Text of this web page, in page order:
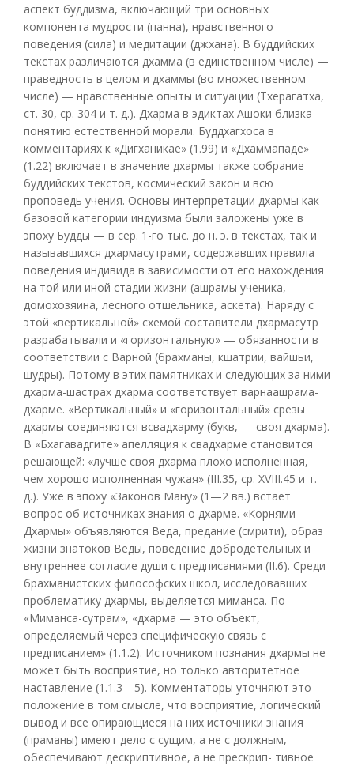
аспект буддизма, включающий три основных
компонента мудрости (панна), нравственного
поведения (сила) и медитации (джхана). В буддийских
текстах различаются дхамма (в единственном числе) —
праведность в целом и дхаммы (во множественном
числе) — нравственные опыты и ситуации (Тхерагатха,
ст. 30, ср. 304 и т. д.). Дхарма в эдиктах Ашоки близка
понятию естественной морали. Буддхагхоса в
комментариях к «Дигханикае» (1.99) и «Дхаммападе»
(1.22) включает в значение дхармы также собрание
буддийских текстов, космический закон и всю
проповедь учения. Основы интерпретации дхармы как
базовой категории индуизма были заложены уже в
эпоху Будды — в сер. 1-го тыс. до н. э. в текстах, так и
называвшихся дхармасутрами, содержавших правила
поведения индивида в зависимости от его нахождения
на той или иной стадии жизни (ашрамы ученика,
домохозяина, лесного отшельника, аскета). Наряду с
этой «вертикальной» схемой составители дхармасутр
разрабатывали и «горизонтальную» — обязанности в
соответствии с Варной (брахманы, кшатрии, вайшьи,
шудры). Потому в этих памятниках и следующих за ними
дхарма-шастрах дхарма соответствует варнаашрама-
дхарме. «Вертикальный» и «горизонтальный» срезы
дхармы соединяются всвадхарму (букв, — своя дхарма).
В «Бхагавадгите» апелляция к свадхарме становится
решающей: «лучше своя дхарма плохо исполненная,
чем хорошо исполненная чужая» (III.35, ср. XVIII.45 и т.
д.). Уже в эпоху «Законов Ману» (1—2 вв.) встает
вопрос об источниках знания о дхарме. «Корнями
Дхармы» объявляются Веда, предание (смрити), образ
жизни знатоков Веды, поведение добродетельных и
внутреннее согласие души с предписаниями (II.6). Среди
брахманистских философских школ, исследовавших
проблематику дхармы, выделяется миманса. По
«Миманса-сутрам», «дхарма — это объект,
определяемый через специфическую связь с
предписанием» (1.1.2). Источником познания дхармы не
может быть восприятие, но только авторитетное
наставление (1.1.3—5). Комментаторы уточняют это
положение в том смысле, что восприятие, логический
вывод и все опирающиеся на них источники знания
(праманы) имеют дело с сущим, а не с должным,
обеспечивают дескриптивное, а не прескрип- тивное